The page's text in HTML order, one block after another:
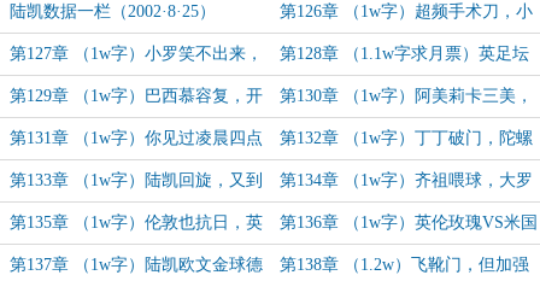
鸠占鹊巢，绿枪晋级欧战正赛 险，魔笛力挽狂澜
陆凯数据一栏（2002·8·25） 第126章 （1w字）超频手术刀，小
罗初印象，阿什利·一把伞·扬
第127章 （1w字）小罗笑不出来，
我扬真是球王，绿枪第一球星陨落
第128章 （1.1w字求月票）英足坛
四大恶人，王子球场小罗封神？
第129章 （1w字）巴西慕容复，开
启传奇之路，小罗的黑卡
第130章 （1w字）阿美莉卡三美，
横梁四连击
第131章 （1w字）你见过凌晨四点
的伦敦吗？
第132章 （1w字）丁丁破门，陀螺
也是罗，先天备胎圣体
第133章 （1w字）陆凯回旋，又到
一年世界足球先生颁奖典礼
第134章 （1w字）齐祖喂球，大罗
伴舞，钟摆过人，锅盖假发
第135章 （1w字）伦敦也抗日，英
乙有陈真，冬窗在补强，绿枪精武门
第136章 （1w字）英伦玫瑰VS米国
名媛，绿枪再战卧铺，上演摩根德比
第137章 （1w字）陆凯欧文金球德 第138章 （1.2w）飞靴门，但加强